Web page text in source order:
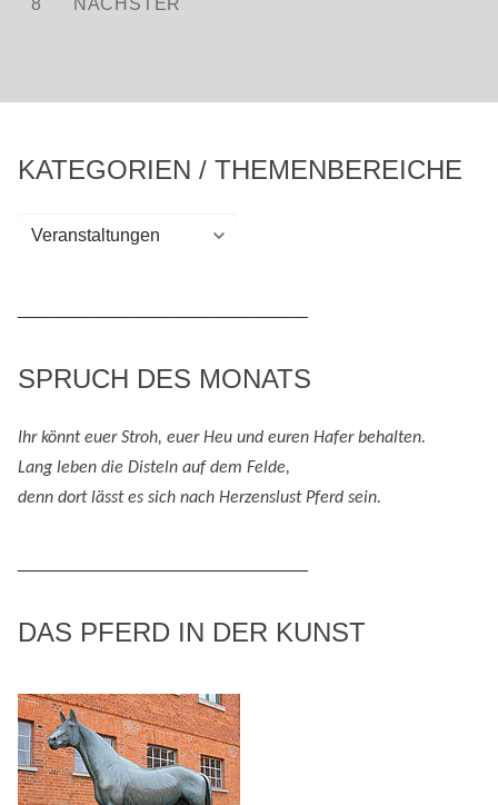
KATEGORIEN / THEMENBEREICHE
Kategorien
SPRUCH DES MONATS
Ihr könnt euer Stroh, euer Heu und euren Hafer behalten.
Lang leben die Disteln auf dem Felde,
denn dort lässt es sich nach Herzenslust Pferd sein.
DAS PFERD IN DER KUNST